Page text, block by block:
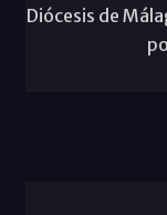
Diócesis de